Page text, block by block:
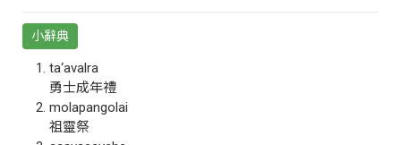
小辭典
ta‘avalra
勇士成年禮
molapangolai
祖靈祭